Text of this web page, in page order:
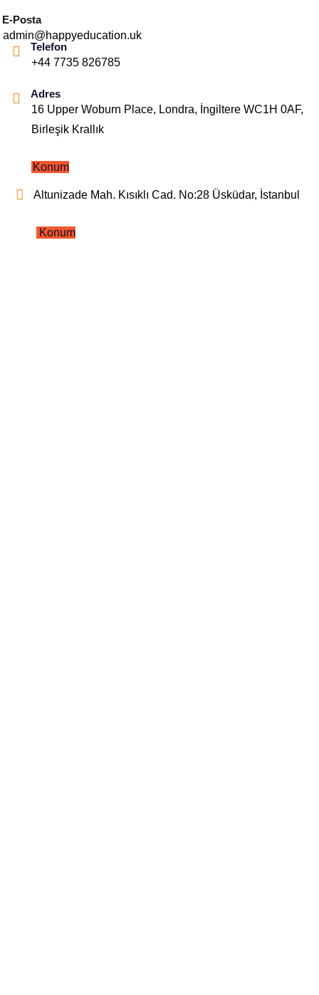
E-Posta
admin@happyeducation.uk
Telefon
+44 7735 826785
Adres
16 Upper Woburn Place, Londra, İngiltere WC1H 0AF,
Birleşik Krallık
Konum
Altunizade Mah. Kısıklı Cad. No:28 Üsküdar, İstanbul
Konum